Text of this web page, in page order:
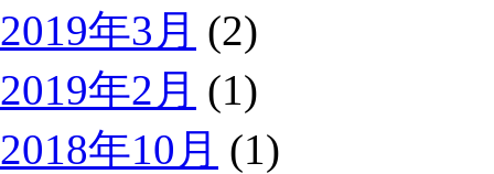
2019年3月 (2)
2019年2月 (1)
2018年10月 (1)